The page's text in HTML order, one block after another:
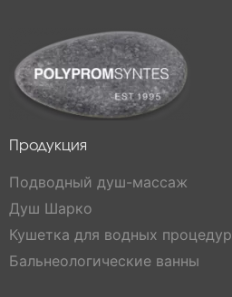
Продукция
Подводный душ-массаж
Душ Шарко
Кушетка для водных процедур
Бальнеологические ванны